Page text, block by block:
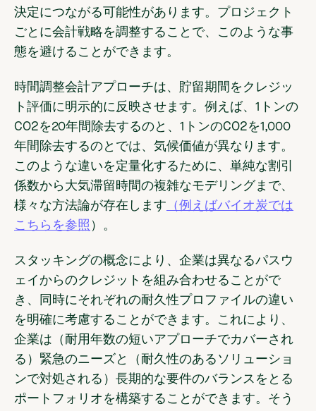
決定につながる可能性があります。プロジェクト
ごとに会計戦略を調整することで、このような事
態を避けることができます。
時間調整会計アプローチは、貯留期間をクレジッ
ト評価に明示的に反映させます。例えば、1トンの
CO2を20年間除去するのと、1トンのCO2を1,000
年間除去するのとでは、気候価値が異なります。
このような違いを定量化するために、単純な割引
係数から大気滞留時間の複雑なモデリングまで、
様々な方法論が存在します （例えばバイオ炭では
こちらを参照 ）。
スタッキングの概念により、企業は異なるパスウ
ェイからのクレジットを組み合わせることがで
き、同時にそれぞれの耐久性プロファイルの違い
を明確に考慮することができます。これにより、
企業は（耐用年数の短いアプローチでカバーされ
る）緊急のニーズと（耐久性のあるソリューショ
ンで対処される）長期的な要件のバランスをとる
ポートフォリオを構築することができます。そう